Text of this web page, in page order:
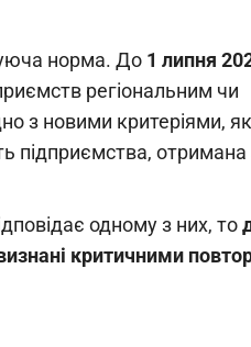
норма. До 1 липня
регіональним чи
з новими критеріями,
підприємства, отримана
одному з них, то
критичними